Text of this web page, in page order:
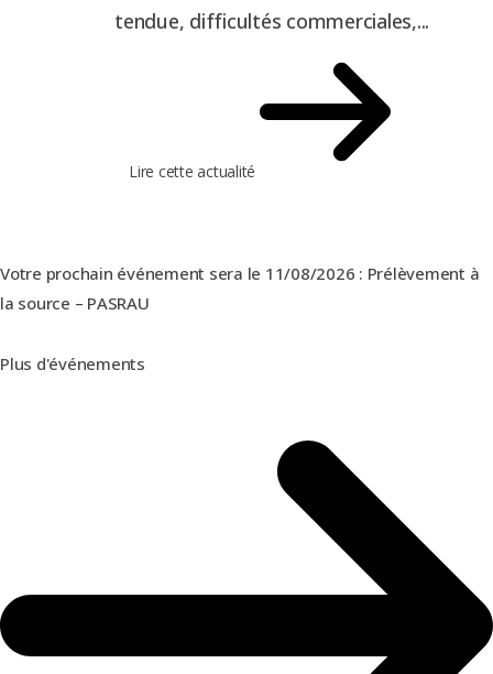
tendue, difficultés commerciales,...
Lire cette actualité
Votre prochain événement sera le 11/08/2026 : Prélèvement à
la source – PASRAU
Plus d'événements